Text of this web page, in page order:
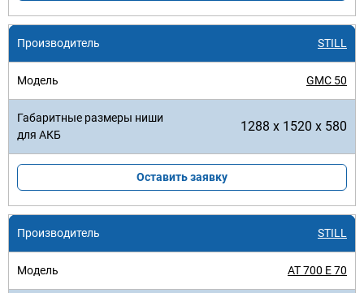
STILL
GMC 50
1288 x 1520 x 580
Оставить заявку
STILL
AT 700 E 70